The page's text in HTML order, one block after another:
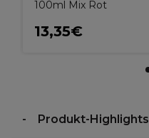
100ml Mix Rot
13,35€
Produkt-Highlights